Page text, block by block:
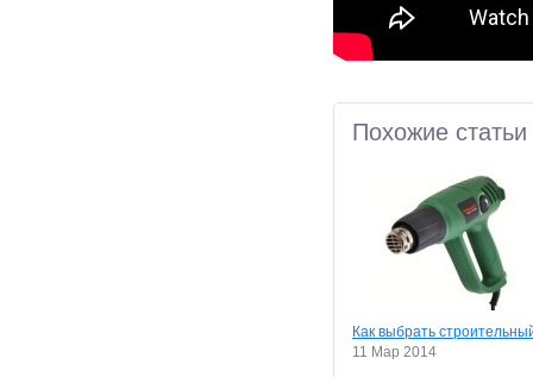
Похожие статьи
Как выбрать
11 Мар 2014